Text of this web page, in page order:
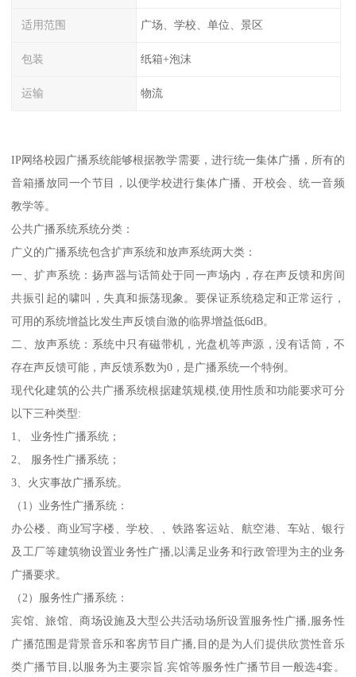
适用范围 广场、学校、单位、景区
包装 纸箱+泡沫
运输 物流
IP网络校园广播系统能够根据教学需要，进行统一集体广播，所有的
音箱播放同一个节目，以便学校进行集体广播、开校会、统一音频
教学等。
公共广播系统系统分类：
广义的广播系统包含扩声系统和放声系统两大类：
一、扩声系统：扬声器与话筒处于同一声场内，存在声反馈和房间
共振引起的啸叫，失真和振荡现象。要保证系统稳定和正常运行，
可用的系统增益比发生声反馈自激的临界增益低6dB。
二、放声系统：系统中只有磁带机，光盘机等声源，没有话筒，不
存在声反馈可能，声反馈系数为0，是广播系统一个特例。
现代化建筑的公共广播系统根据建筑规模,使用性质和功能要求可分
以下三种类型:
1、 业务性广播系统；
2、 服务性广播系统；
3、火灾事故广播系统。
（1）业务性广播系统：
办公楼、商业写字楼、学校、、铁路客运站、航空港、车站、银行
及工厂等建筑物设置业务性广播,以满足业务和行政管理为主的业务
广播要求。
（2）服务性广播系统：
宾馆、旅馆、商场设施及大型公共活动场所设置服务性广播,服务性
广播范围是背景音乐和客房节目广播,目的是为人们提供欣赏性音乐
类广播节目,以服务为主要宗旨.宾馆等服务性广播节目一般选4套。